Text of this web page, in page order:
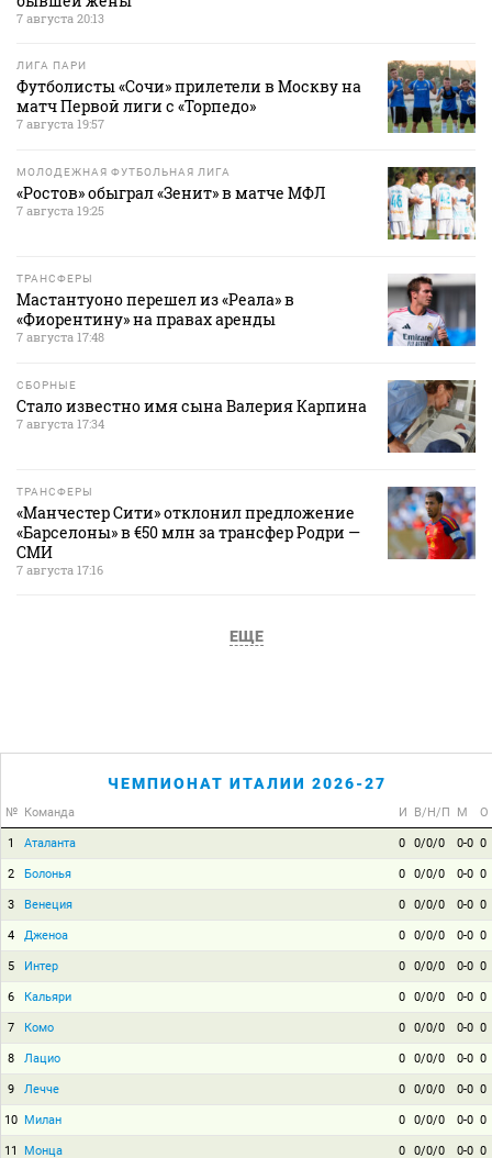
7 августа 20:13
ЛИГА ПАРИ
Футболисты «Сочи» прилетели в Москву на
матч Первой лиги с «Торпедо»
7 августа 19:57
МОЛОДЕЖНАЯ ФУТБОЛЬНАЯ ЛИГА
«Ростов» обыграл «Зенит» в матче МФЛ
7 августа 19:25
ТРАНСФЕРЫ
Мастантуоно перешел из «Реала» в
«Фиорентину» на правах аренды
7 августа 17:48
СБОРНЫЕ
Стало известно имя сына Валерия Карпина
7 августа 17:34
ТРАНСФЕРЫ
«Манчестер Сити» отклонил предложение
«Барселоны» в €50 млн за трансфер Родри —
СМИ
7 августа 17:16
ЕЩЕ
ЧЕМПИОНАТ ИТАЛИИ 2026-27
№ Команда И В/Н/П М О
1 Аталанта 0 0/0/0 0-0 0
2 Болонья 0 0/0/0 0-0 0
3 Венеция 0 0/0/0 0-0 0
4 Дженоа 0 0/0/0 0-0 0
5 Интер 0 0/0/0 0-0 0
6 Кальяри 0 0/0/0 0-0 0
7 Комо 0 0/0/0 0-0 0
8 Лацио 0 0/0/0 0-0 0
9 Лечче 0 0/0/0 0-0 0
10 Милан 0 0/0/0 0-0 0
11 Монца 0 0/0/0 0-0 0